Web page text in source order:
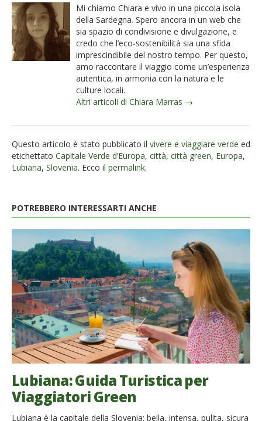
Mi chiamo Chiara e vivo in una piccola isola
della Sardegna. Spero ancora in un web che
sia spazio di condivisione e divulgazione, e
credo che l’eco-sostenibilità sia una sfida
imprescindibile del nostro tempo. Per questo,
amo raccontare il viaggio come un’esperienza
autentica, in armonia con la natura e le
culture locali.
Altri articoli di Chiara Marras →
Questo articolo è stato pubblicato il vivere e viaggiare verde ed
etichettato Capitale Verde d’Europa, città, città green, Europa,
Lubiana, Slovenia. Ecco il permalink.
POTREBBERO INTERESSARTI ANCHE
Lubiana: Guida Turistica per
Viaggiatori Green
Lubiana è la capitale della Slovenia: bella, intensa, pulita, sicura